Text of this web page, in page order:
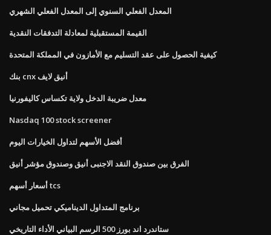
المعدل الفعلي السنوي إلى المعدل الفعلي الشهري
القيمة المستقبلية لمعادلة التدفقات النقدية
كيفية الحصول على عقد التسليم مع الأمازون في المملكة المتحدة
بنك cnx أنيق لايف
معدل ضريبة الدخل ولاية تكساس كاليفورنيا
Nasdaq 100 stock screener
أفضل الأسهم لتداول الخيارات اليوم
الفرق بين صندوق النقد الاجنبى أنيق وصندوق مؤشر أنيق
أسعار أسهم tcs
برنامج المتداول الديناميكي تحميل مجاني
ستاندرد اند بورز 500 الرسم البياني الأداء التاريخي